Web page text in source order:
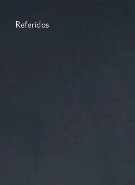
Referidos